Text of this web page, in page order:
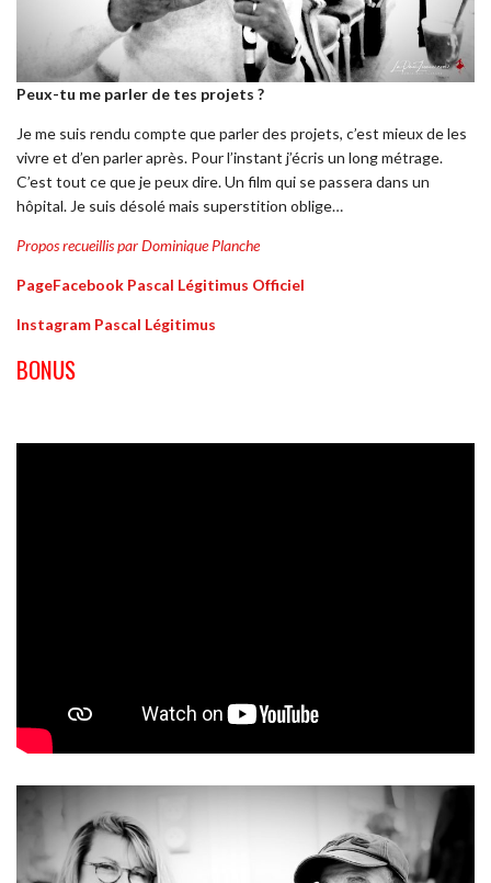
Peux-tu me parler de tes projets ?
Je me suis rendu compte que parler des projets, c’est mieux de les
vivre et d’en parler après. Pour l’instant j’écris un long métrage.
C’est tout ce que je peux dire. Un film qui se passera dans un
hôpital. Je suis désolé mais superstition oblige…
Propos recueillis par Dominique Planche
PageFacebook Pascal Légitimus Officiel
Instagram Pascal Légitimus
BONUS